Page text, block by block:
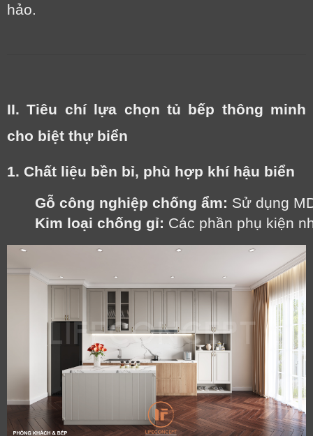
hảo.
II. Tiêu chí lựa chọn tủ bếp thông minh
cho biệt thự biển
1. Chất liệu bền bỉ, phù hợp khí hậu biển
Gỗ công nghiệp chống ẩm: Sử dụng
Kim loại chống gỉ: Các phần phụ kiện